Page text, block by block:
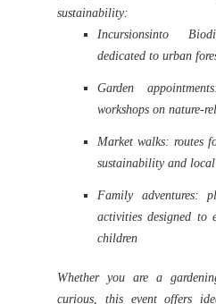
sustainability:
Incursionsinto
dedicated to urban
Garden
workshops on nature-
Market walks: routes
sustainability and
Family adventures:
activities designed to
children
Whether you are a
curious, this event offers